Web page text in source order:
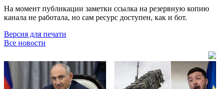
На момент публикации заметки ссылка на резервную копию
канала не работала, но сам ресурс доступен, как и бот.
Версия для печати
Все новости